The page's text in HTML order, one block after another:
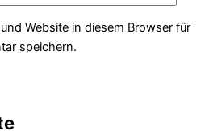
Website in diesem Browser für
speichern.